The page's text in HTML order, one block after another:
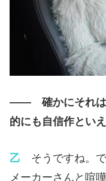
—— 確かにそれは
的にも自信作とい
乙 そうですね。
メーカーさんと喧